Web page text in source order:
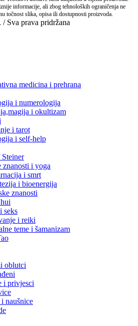
informacije, ali zbog tehnoloških ograničenja ne
točnost slika, opisa ili dostupnosti proizvoda.
Sva prava pridržana
medicina i prehrana
i numerologija
i okultizam
i tarot
i self-help
znanosti i yoga
i smrt
i bioenergija
znanosti
seks
i reiki
teme i šamanizam
oblutci
i privjesci
naušnice